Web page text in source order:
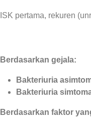
ISK pertama, rekuren
Berdasarkan gejala:
Bakteriuria
Bakteriuria
Berdasarkan faktor